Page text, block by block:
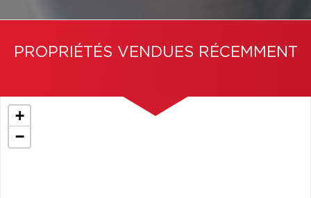
PROPRIÉTÉS VENDUES RÉCEMMENT
+
−